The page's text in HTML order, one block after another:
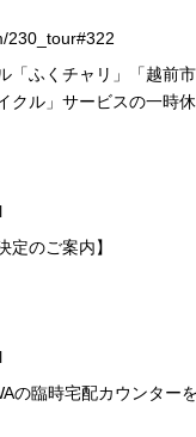
230_tour#322
「ふくチャリ」「越前
クル」サービスの一時
のご案内】
の臨時宅配カウンター